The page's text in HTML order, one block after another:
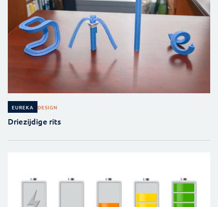
EUREKA DESIGN
Driezijdige rits